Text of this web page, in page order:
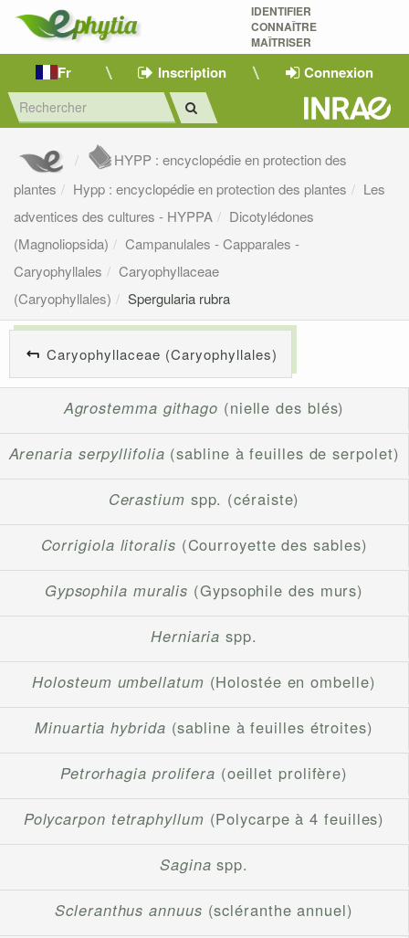
IDENTIFIER
CONNAÎTRE
MAÎTRISER
Fr Inscription Connexion
HYPP : encyclopédie en protection des
plantes
Hypp : encyclopédie en protection des plantes
Les
adventices des cultures - HYPPA
Dicotylédones
(Magnoliopsida)
Campanulales - Capparales -
Caryophyllales
Caryophyllaceae
(Caryophyllales)
Spergularia rubra
Caryophyllaceae (Caryophyllales)
Agrostemma githago (nielle des blés)
Arenaria serpyllifolia (sabline à feuilles de serpolet)
Cerastium spp. (céraiste)
Corrigiola litoralis (Courroyette des sables)
Gypsophila muralis (Gypsophile des murs)
Herniaria spp.
Holosteum umbellatum (Holostée en ombelle)
Minuartia hybrida (sabline à feuilles étroites)
Petrorhagia prolifera (oeillet prolifère)
Polycarpon tetraphyllum (Polycarpe à 4 feuilles)
Sagina spp.
Scleranthus annuus (scléranthe annuel)